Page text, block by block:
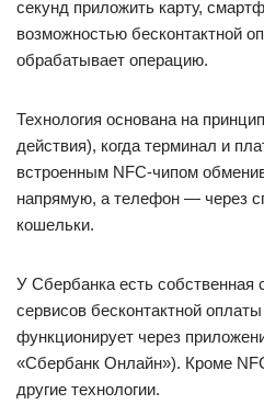
секунд приложить карту,
возможностью бесконтактной
обрабатывает операцию.
Технология основана на
действия), когда терминал и
встроенным NFC-чипом
напрямую, а телефон — через
кошельки.
У Сбербанка есть собственная
сервисов бесконтактной
функционирует через
«Сбербанк Онлайн»). Кроме
другие технологии.